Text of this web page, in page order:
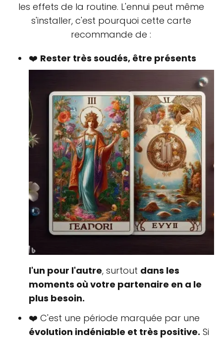
les effets de la routine. L'ennui peut même
s'installer, c'est pourquoi cette carte
recommande de :
❤️ Rester très soudés, être présents
l'un pour l'autre, surtout dans les
moments où votre partenaire en a le
plus besoin.
❤️ C'est une période marquée par une
évolution indéniable et très positive. Si